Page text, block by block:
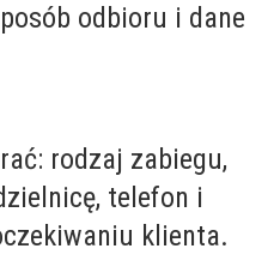
odbioru i dane
rodzaj zabiegu,
telefon i
klienta.